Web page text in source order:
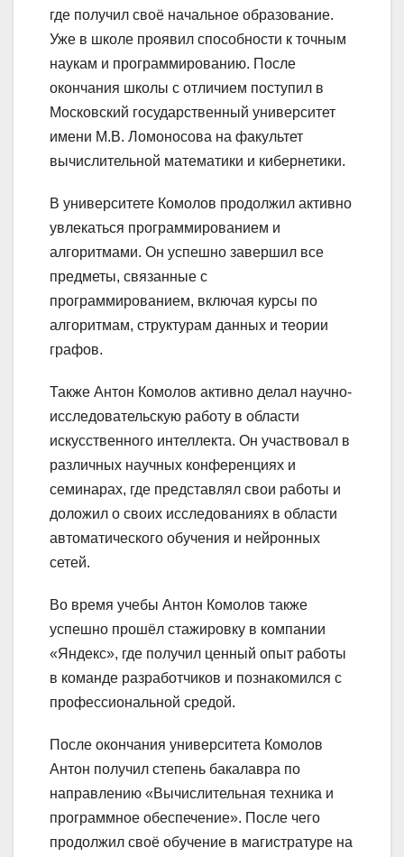
где получил своё начальное образование.
Уже в школе проявил способности к точным
наукам и программированию. После
окончания школы с отличием поступил в
Московский государственный университет
имени М.В. Ломоносова на факультет
вычислительной математики и кибернетики.
В университете Комолов продолжил активно
увлекаться программированием и
алгоритмами. Он успешно завершил все
предметы, связанные с
программированием, включая курсы по
алгоритмам, структурам данных и теории
графов.
Также Антон Комолов активно делал научно-
исследовательскую работу в области
искусственного интеллекта. Он участвовал в
различных научных конференциях и
семинарах, где представлял свои работы и
доложил о своих исследованиях в области
автоматического обучения и нейронных
сетей.
Во время учебы Антон Комолов также
успешно прошёл стажировку в компании
«Яндекс», где получил ценный опыт работы
в команде разработчиков и познакомился с
профессиональной средой.
После окончания университета Комолов
Антон получил степень бакалавра по
направлению «Вычислительная техника и
программное обеспечение». После чего
продолжил своё обучение в магистратуре на